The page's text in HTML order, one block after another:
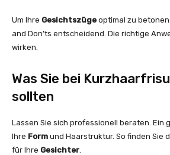
Um Ihre Gesichtszüge optimal zu
and Don’ts entscheidend. Die richtige
wirken.
Was Sie bei
sollten
Lassen Sie sich professionell beraten. Ein
Ihre Form und Haarstruktur. So finden Sie
für Ihre Gesichter